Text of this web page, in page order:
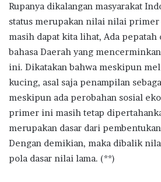
Rupanya dikalangan masyarakat
status merupakan nilai nilai
masih dapat kita lihat, Ada pepatah
bahasa Daerah yang
ini. Dikatakan bahwa meskipun
kucing, asal saja penampilan
meskipun ada perobahan sosial
primer ini masih tetap
merupakan dasar dari
Dengan demikian, maka dibalik
pola dasar nilai lama. (**)